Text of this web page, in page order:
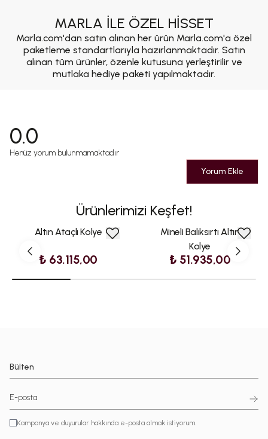
MARLA İLE ÖZEL HİSSET
Marla.com'dan satın alınan her ürün Marla.com'a özel
paketleme standartlarıyla hazırlanmaktadır. Satın
alınan tüm ürünler, özenle kutusuna yerleştirilir ve
mutlaka hediye paketi yapılmaktadır.
0.0
Henüz yorum bulunmamaktadır
Yorum Ekle
Ürünlerimizi Keşfet!
Altın Ataçlı Kolye
₺ 63.115,00
Mineli Balıksırtı Altın
Kolye
₺ 51.935,00
Bülten
Kampanya ve duyurular hakkında e-posta almak istiyorum.